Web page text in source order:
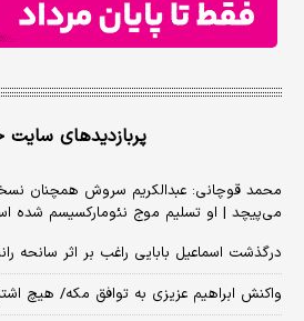
پربازدیدهای سایت
محمد قوچانی: عبدالکریم سروش همچنان
می‌پیچد | او تسلیم موج نئومارکسیسم شده
درگذشت اسماعیل بابایی راغب بر اثر سانحه
واکنش ابراهیم عزیزی به توافق مکه/ هیچ